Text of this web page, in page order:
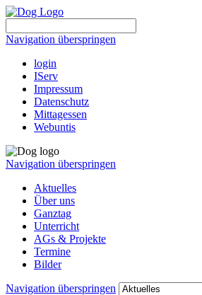
Navigation überspringen
login
IServ
Impressum
Datenschutz
Mittagessen
Webuntis
Navigation überspringen
Aktuelles
Über uns
Ganztag
Unterricht
AGs & Projekte
Termine
Bilder
Navigation überspringen